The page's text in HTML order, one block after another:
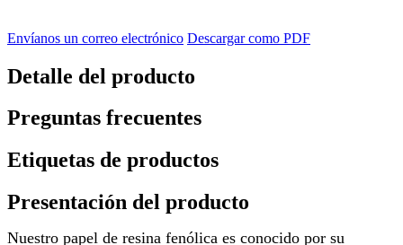
Envíanos un correo electrónico Descargar como PDF
Detalle del producto
Preguntas frecuentes
Etiquetas de productos
Presentación del producto
Nuestro papel de resina fenólica es conocido por su